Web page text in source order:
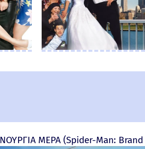
ΜΕΡΑ (Spider-Man: